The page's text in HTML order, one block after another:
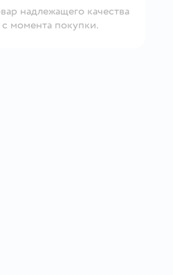
надлежащего качества
момента покупки.